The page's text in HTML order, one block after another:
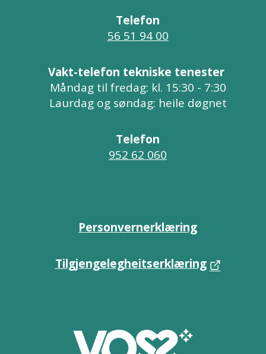
Telefon
56 51 94 00
Vakt-telefon tekniske tenester
Måndag til fredag: kl. 15:30 - 7:30
Laurdag og søndag: heile døgnet
Telefon
952 62 060
Personvernerklæring
Tilgjengelegheitserklæring